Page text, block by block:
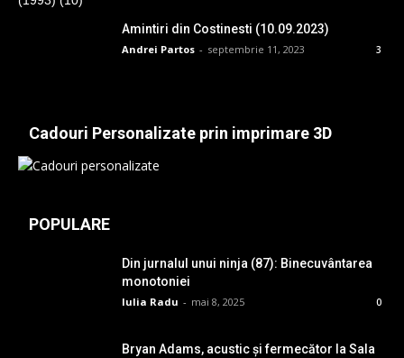
Amintiri din Costinesti (10.09.2023)
Andrei Partos - septembrie 11, 2023 3
Cadouri Personalizate prin imprimare 3D
POPULARE
Din jurnalul unui ninja (87): Binecuvântarea
monotoniei
Iulia Radu - mai 8, 2025 0
Bryan Adams, acustic și fermecător la Sala